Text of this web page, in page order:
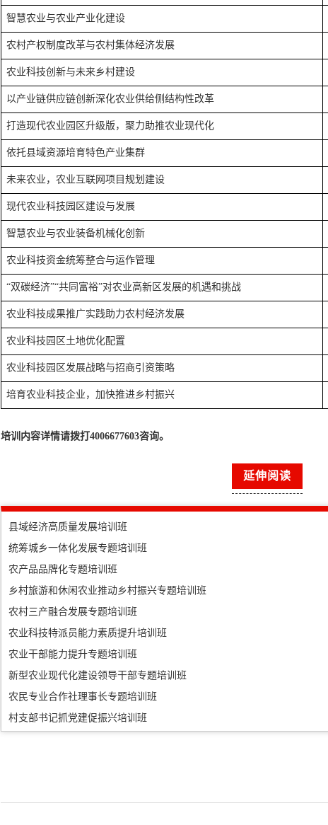
智慧农业与农业产业化建设
农村产权制度改革与农村集体经济发展
农业科技创新与未来乡村建设
以产业链供应链创新深化农业供给侧结构性改革
打造现代农业园区升级版，聚力助推农业现代化
依托县域资源培育特色产业集群
未来农业，农业互联网项目规划建设
现代农业科技园区建设与发展
智慧农业与农业装备机械化创新
农业科技资金统筹整合与运作管理
“双碳经济”“共同富裕”对农业高新区发展的机遇和挑战
农业科技成果推广实践助力农村经济发展
农业科技园区土地优化配置
农业科技园区发展战略与招商引资策略
培育农业科技企业，加快推进乡村振兴
培训内容详情请拨打4006677603咨询。
延伸阅读
县域经济高质量发展培训班
统筹城乡一体化发展专题培训班
农产品品牌化专题培训班
乡村旅游和休闲农业推动乡村振兴专题培训班
农村三产融合发展专题培训班
农业科技特派员能力素质提升培训班
农业干部能力提升专题培训班
新型农业现代化建设领导干部专题培训班
农民专业合作社理事长专题培训班
村支部书记抓党建促振兴培训班